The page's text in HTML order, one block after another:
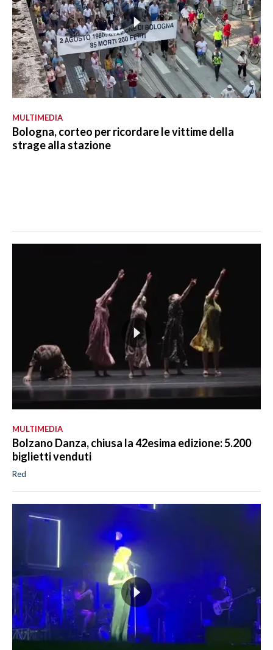
MULTIMEDIA
Bologna, corteo per ricordare le vittime della
strage alla stazione
MULTIMEDIA
Bolzano Danza, chiusa la 42esima edizione: 5.200
biglietti venduti
Red